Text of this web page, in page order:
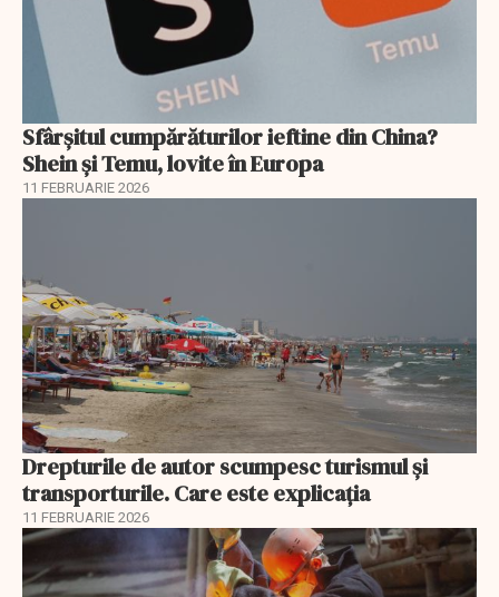
Sfârșitul cumpărăturilor ieftine din China?
Shein și Temu, lovite în Europa
11 FEBRUARIE 2026
Drepturile de autor scumpesc turismul și
transporturile. Care este explicația
11 FEBRUARIE 2026